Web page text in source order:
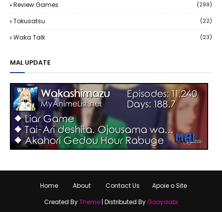
Review Games (299)
Tokusatsu (22)
Waka Talk (23)
MAL UPDATE
Home About Contact Us
Apoie o Site
Created ByTheme | Distributed ByGooyaabi